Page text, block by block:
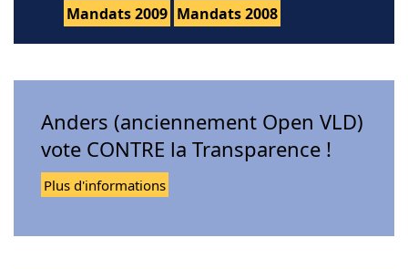
Mandats 2009 Mandats 2008
Anders (anciennement Open VLD)
vote CONTRE la Transparence !
Plus d'informations